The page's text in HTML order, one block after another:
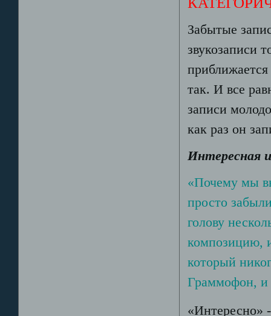
Забытые
звукозаписи
так. И все
записи
как раз он
Интересная
«Почему мы
просто
голову
композицию,
который
Граммофон, и
«Интересно»